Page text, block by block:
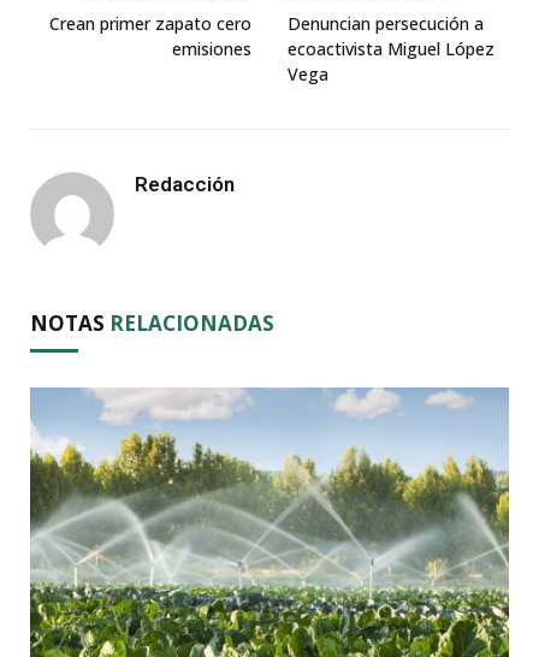
Crean primer zapato cero
emisiones
Denuncian persecución a
ecoactivista Miguel López
Vega
Redacción
NOTAS RELACIONADAS